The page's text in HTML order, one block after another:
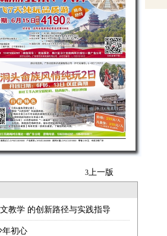
3 上一版
教学 的创新路径与实践指导
年初心